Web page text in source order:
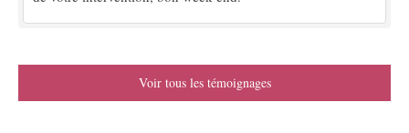
Voir tous les témoignages